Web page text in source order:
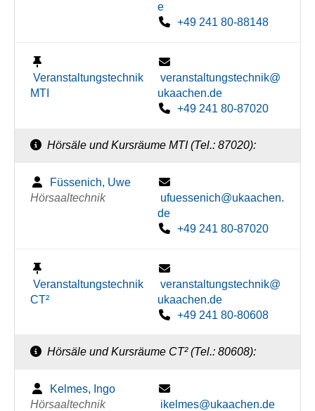
e
+49 241 80-88148
Veranstaltungstechnik
MTI
veranstaltungstechnik@
ukaachen.de
+49 241 80-87020
Hörsäle und Kursräume MTI (Tel.: 87020):
Füssenich, Uwe
Hörsaaltechnik
ufuessenich@ukaachen.
de
+49 241 80-87020
Veranstaltungstechnik
CT²
veranstaltungstechnik@
ukaachen.de
+49 241 80-80608
Hörsäle und Kursräume CT² (Tel.: 80608):
Kelmes, Ingo
Hörsaaltechnik
ikelmes@ukaachen.de